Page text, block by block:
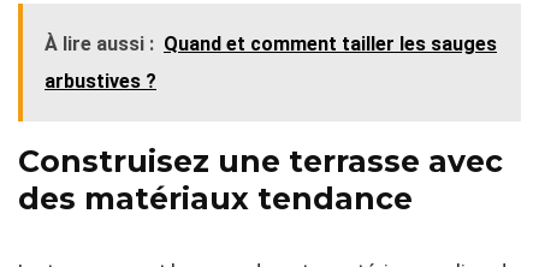
À lire aussi : Quand et comment tailler les sauges
arbustives ?
Construisez une terrasse avec
des matériaux tendance